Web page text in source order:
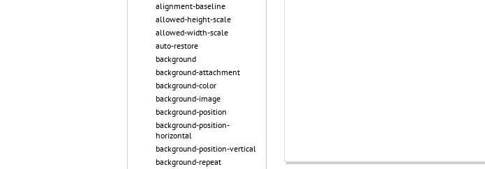
alignment-baseline
allowed-height-scale
allowed-width-scale
auto-restore
background
background-attachment
background-color
background-image
background-position
background-position-
horizontal
background-position-vertical
background-repeat